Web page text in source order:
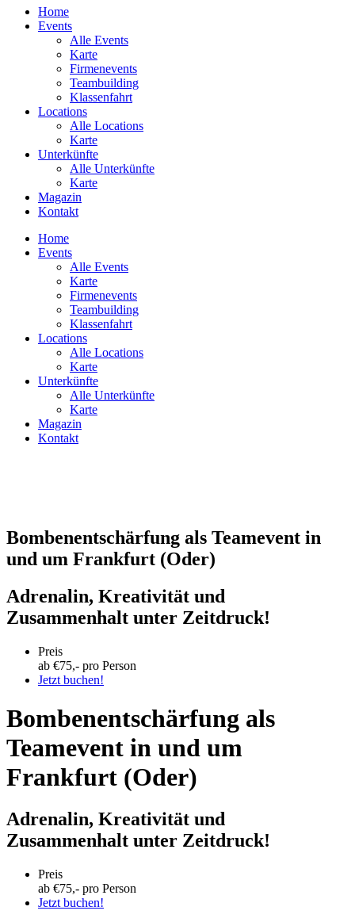
Home
Events
Alle Events
Karte
Firmenevents
Teambuilding
Klassenfahrt
Locations
Alle Locations
Karte
Unterkünfte
Alle Unterkünfte
Karte
Magazin
Kontakt
Home
Events
Alle Events
Karte
Firmenevents
Teambuilding
Klassenfahrt
Locations
Alle Locations
Karte
Unterkünfte
Alle Unterkünfte
Karte
Magazin
Kontakt
Bombenentschärfung als Teamevent in
und um Frankfurt (Oder)
Adrenalin, Kreativität und
Zusammenhalt unter Zeitdruck!
Preis
ab €75,- pro Person
Jetzt buchen!
Bombenentschärfung als
Teamevent in und um
Frankfurt (Oder)
Adrenalin, Kreativität und
Zusammenhalt unter Zeitdruck!
Preis
ab €75,- pro Person
Jetzt buchen!